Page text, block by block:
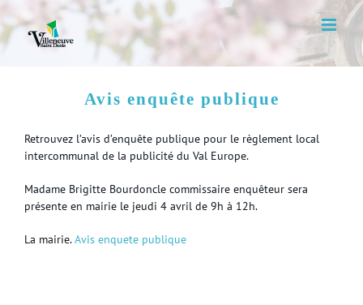
to
content
Avis enquête publique
Retrouvez l’avis d’enquête publique pour le règlement local
intercommunal de la publicité du Val Europe.
Madame Brigitte Bourdoncle commissaire enquêteur sera
présente en mairie le jeudi 4 avril de 9h à 12h.
La mairie.Avis enquete publique